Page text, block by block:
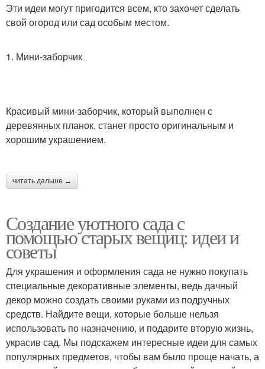
Эти идеи могут пригодится всем, кто захочет сделать
свой огород или сад особым местом.
1. Мини-заборчик
Красивый мини-заборчик, который выполнен с
деревянных планок, станет просто оригинальным и
хорошим украшением.
читать дальше →
Создание уютного сада с
помощью старых вещиц: идеи и
советы
Для украшения и оформления сада не нужно покупать
специальные декоративные элементы, ведь дачный
декор можно создать своими руками из подручных
средств. Найдите вещи, которые больше нельзя
использовать по назначению, и подарите вторую жизнь,
украсив сад. Мы подскажем интересные идеи для самых
популярных предметов, чтобы вам было проще начать, а